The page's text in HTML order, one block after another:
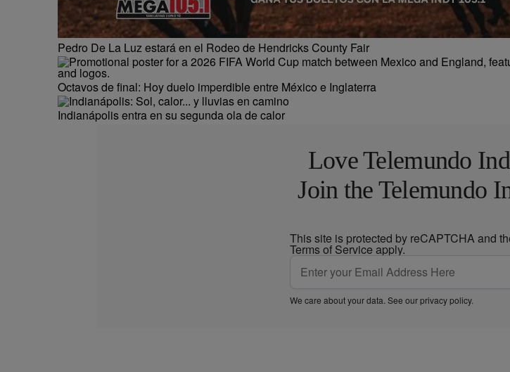
Pedro De La Luz estará en el Rodeo de Hendricks County Fair
Octavos de final: Hoy duelo imperdible entre México e Inglaterra
Indianápolis entra en su segunda ola de calor
Love Telemundo
Join the Telemundo
This site is protected by reCAPTCHA and
Terms of Service apply.
We care about your data. See ourprivacy policy.